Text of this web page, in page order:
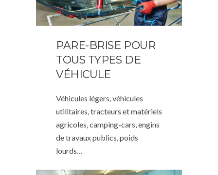
PARE-BRISE POUR
TOUS TYPES DE
VÉHICULE
Véhicules légers, véhicules
utilitaires, tracteurs et matériels
agricoles, camping-cars, engins
de travaux publics, poids
lourds…